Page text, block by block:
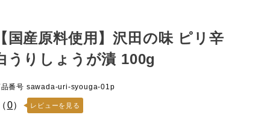
国産原料使用】沢田の味 ピリ辛
うりしょうが漬 100g
番号 sawada-uri-syouga-01p
0） レビューを見る